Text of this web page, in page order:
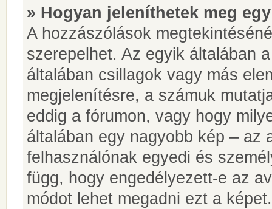
» Hogyan jeleníthetek meg
A hozzászólások
szerepelhet. Az egyik általában
általában csillagok vagy más
megjelenítésre, a számuk
eddig a fórumon, vagy hogy
általában egy nagyobb kép – az
felhasználónak egyedi és
függ, hogy engedélyezett-e az
módot lehet megadni ezt a